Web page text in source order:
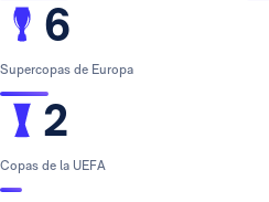
6
Supercopas de Europa
2
Copas de la UEFA